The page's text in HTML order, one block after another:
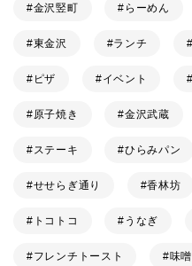
金沢竪町 らーめん
東金沢 ランチ
ピザ イベント
原子焼き 金沢武蔵
ステーキ ひらみパン
せせらぎ通り 香林坊
トコトコ うなぎ
フレンチトースト 味噌